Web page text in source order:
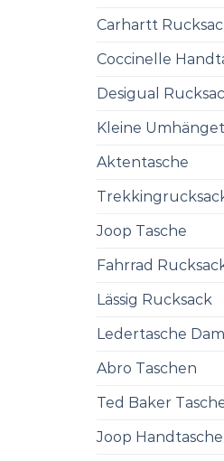
Carhartt
Coccinelle
Desigual
Kleine
Aktentasche
Joop Tasche
Fahrrad
Lässig Rucksack
Ledertasche
Abro Taschen
Ted Baker
Joop Handtasche